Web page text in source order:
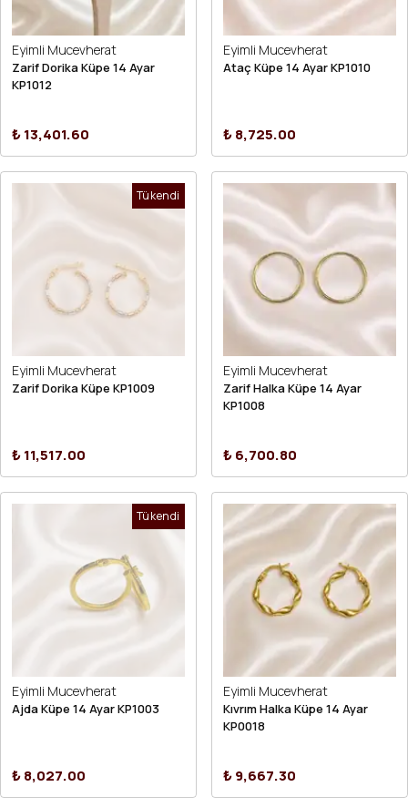
Eyimli Mucevherat
Zarif Dorika Küpe 14 Ayar
KP1012
₺ 13,401.60
Eyimli Mucevherat
Ataç Küpe 14 Ayar KP1010
₺ 8,725.00
Tükendi
Eyimli Mucevherat
Zarif Dorika Küpe KP1009
₺ 11,517.00
Eyimli Mucevherat
Zarif Halka Küpe 14 Ayar
KP1008
₺ 6,700.80
Tükendi
Eyimli Mucevherat
Ajda Küpe 14 Ayar KP1003
₺ 8,027.00
Eyimli Mucevherat
Kıvrım Halka Küpe 14 Ayar
KP0018
₺ 9,667.30